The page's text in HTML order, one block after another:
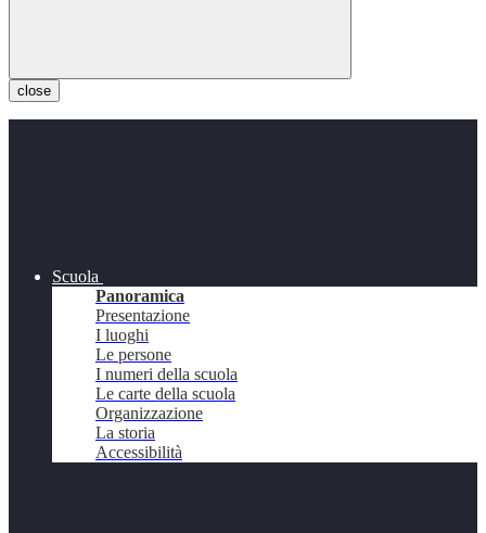
close
Scuola
Panoramica
Presentazione
I luoghi
Le persone
I numeri della scuola
Le carte della scuola
Organizzazione
La storia
Accessibilità